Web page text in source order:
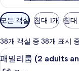
객
실
에
사
용
모든 객실 침대 1개 침대
38개 객실 중 38개 표시
패
밀
6
패밀리룸 (2 adults